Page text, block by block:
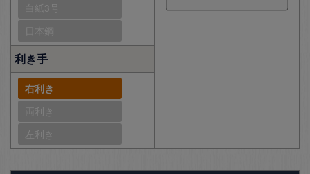
白紙3号
日本鋼
利き手
右利き
両利き
左利き